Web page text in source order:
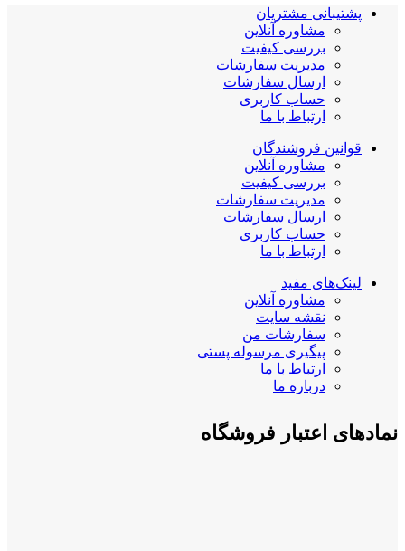
پشتیبانی مشتریان
مشاوره آنلاین
بررسی کیفیت
مدیریت سفارشات
ارسال سفارشات
حساب کاربری
ارتباط با ما
قوانین فروشندگان
مشاوره آنلاین
بررسی کیفیت
مدیریت سفارشات
ارسال سفارشات
حساب کاربری
ارتباط با ما
لینک‌های مفید
مشاوره آنلاین
نقشه سایت
سفارشات من
پیگیری مرسوله پستی
ارتباط با ما
درباره ما
نمادهای اعتبار فروشگاه